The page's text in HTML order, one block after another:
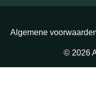
Algemene
© 2026